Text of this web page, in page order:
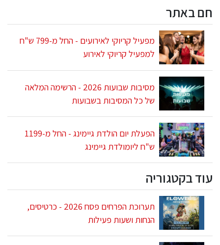
חם באתר
מפעיל קריוקי לאירועים - החל מ-799 ש"ח
למפעיל קריוקי לאירוע
מסיבות שבועות 2026 - הרשימה המלאה
של כל המסיבות בשבועות
הפעלת יום הולדת גיימינג - החל מ-1199
ש"ח ליומולדת גיימינג
עוד בקטגוריה
תערוכת הפרחים פסח 2026 - כרטיסים,
הנחות ושעות פעילות